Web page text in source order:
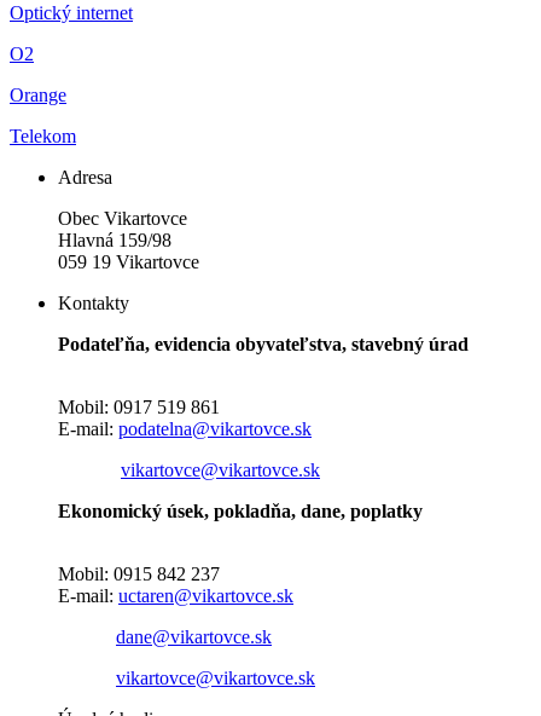
Optický internet
O2
Orange
Telekom
Adresa
Obec Vikartovce
Hlavná 159/98
059 19 Vikartovce
Kontakty
Podateľňa, evidencia obyvateľstva, stavebný úrad
Mobil: 0917 519 861
E-mail: podatelna@vikartovce.sk
vikartovce@vikartovce.sk
Ekonomický úsek, pokladňa, dane, poplatky
Mobil: 0915 842 237
E-mail: uctaren@vikartovce.sk
dane@vikartovce.sk
vikartovce@vikartovce.sk